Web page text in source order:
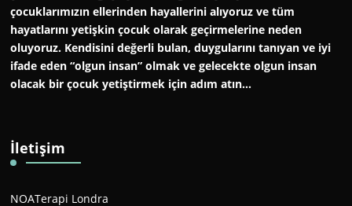
çocuklarımızın ellerinden hayallerini alıyoruz ve tüm
hayatlarını yetişkin çocuk olarak geçirmelerine neden
oluyoruz. Kendisini değerli bulan, duygularını tanıyan ve iyi
ifade eden “olgun insan” olmak ve gelecekte olgun insan
olacak bir çocuk yetiştirmek için adım atın…
İletişim
NOATerapi Londra